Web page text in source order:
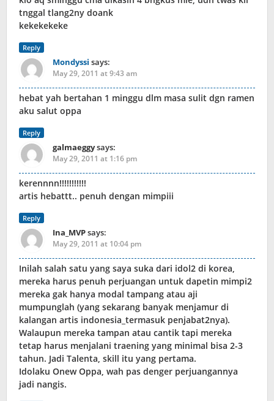
tnggal tlang2ny doank
kekekekeke
Reply
Mondyssi says:
May 29, 2011 at 9:43 am
hebat yah bertahan 1 minggu dlm masa sulit dgn ramen
aku salut oppa
Reply
galmaeggysays:
May 29, 2011 at 1:16 pm
kerennnn!!!!!!!!!!!
artis hebattt.. penuh dengan mimpiii
Reply
Ina_MVPsays:
May 29, 2011 at 10:04 pm
Inilah salah satu yang saya suka dari idol2 di korea,
mereka harus penuh perjuangan untuk dapetin mimpi2
mereka gak hanya modal tampang atau aji
mumpunglah (yang sekarang banyak menjamur di
kalangan artis indonesia_termasuk penjabat2nya).
Walaupun mereka tampan atau cantik tapi mereka
tetap harus menjalani traening yang minimal bisa 2-3
tahun. Jadi Talenta, skill itu yang pertama.
Idolaku Onew Oppa, wah pas denger perjuangannya
jadi nangis.